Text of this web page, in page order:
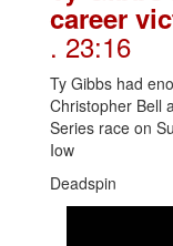
career
. 23:16
Ty Gibbs had
Christopher Bell
Series race on
Iow
Deadspin